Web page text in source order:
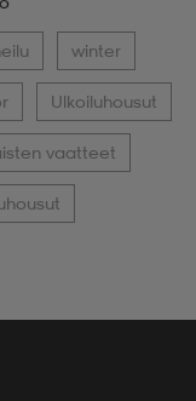
winter
Ulkoiluhousut
vaatteet